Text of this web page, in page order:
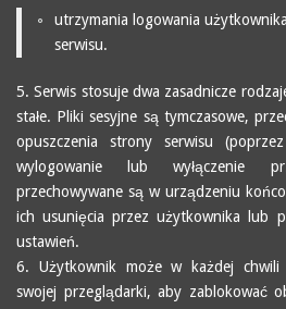
utrzymania logowania
serwisu.
5. Serwis stosuje dwa zasadnicze
stałe. Pliki sesyjne są tymczasowe,
opuszczenia strony serwisu
wylogowanie lub wyłączenie
przechowywane są w urządzeniu
ich usunięcia przez użytkownika lub
ustawień.
6. Użytkownik może w każdej chwili
swojej przeglądarki, aby zablokować